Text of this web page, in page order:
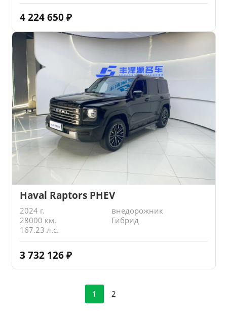
4 224 650 ₽
Haval Raptors PHEV
2024 г.
внедорожник
28000 км.
Гибрид
167.23 л.с.
3 732 126 ₽
1 2